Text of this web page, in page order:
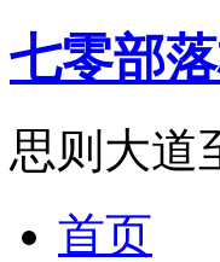
七零部
思则大道
首页